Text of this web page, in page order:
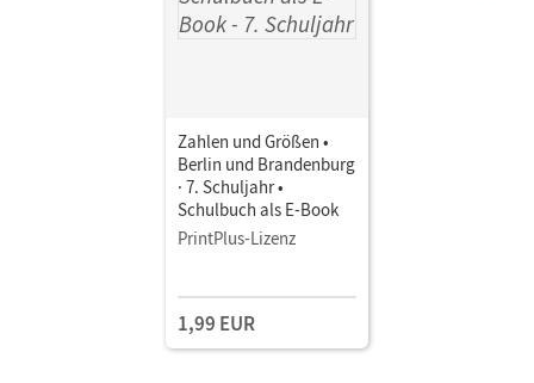
Zahlen und Größen •
Berlin und Brandenburg
· 7. Schuljahr •
Schulbuch als E-Book
PrintPlus-Lizenz
1,99 EUR